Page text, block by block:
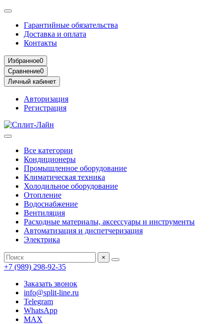
Гарантийные обязательства
Доставка и оплата
Контакты
Избранное0
Сравнение0
Личный кабинет
Авторизация
Регистрация
Все категории
Кондиционеры
Промышленное оборудование
Климатическая техника
Холодильное оборудование
Отопление
Водоснабжение
Вентиляция
Расходные материалы, аксессуары и инструменты
Автоматизация и диспетчеризация
Электрика
×
+7 (989) 298-92-35
Заказать звонок
info@split-line.ru
Telegram
WhatsApp
MAX